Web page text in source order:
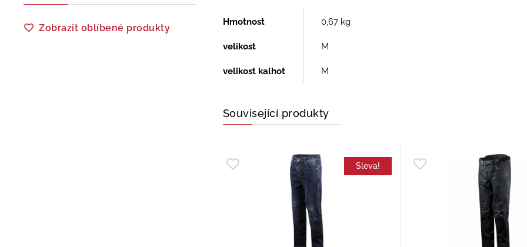
Zobrazit oblíbené produkty
Hmotnost 0,67 kg
velikost M
velikost kalhot M
Související produkty
Sleva!